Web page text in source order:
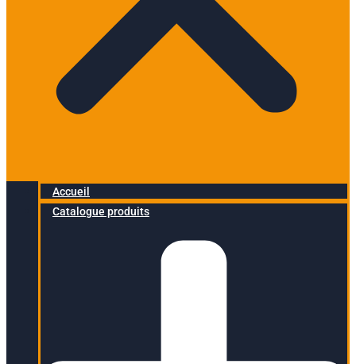
Accueil
Catalogue produits